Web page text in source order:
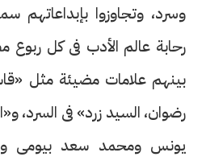
وسرد، وتجاوزوا بإبداعاتهم
رحابة عالم الأدب فى كل
بينهم علامات مضيئة مثل
رضوان، السيد زرد» فى السرد،
يونس ومحمد سعد بيومى